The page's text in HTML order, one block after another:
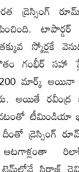
డ్రెస్సింగ్
స్కోర్లకే
గంభీర్ సహా
200 మార్క్
అయితే రవీంద్ర
టీమిండియా
దీంతో డ్రెస్సింగ్